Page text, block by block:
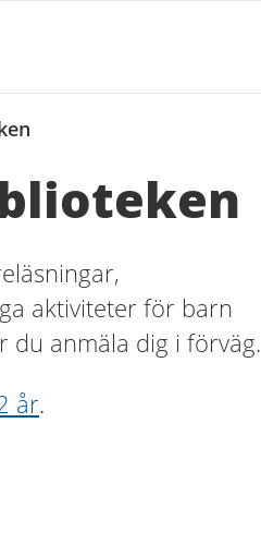
aktiviteter för barn
du anmäla dig i förväg.
år.